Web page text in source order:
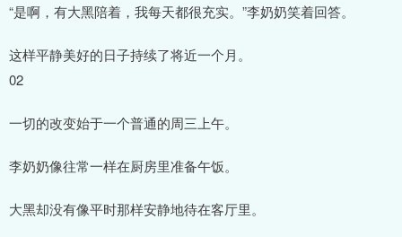
“是啊，有大黑陪着，我每天都很充实。”李奶奶笑着回答。
这样平静美好的日子持续了将近一个月。
02
一切的改变始于一个普通的周三上午。
李奶奶像往常一样在厨房里准备午饭。
大黑却没有像平时那样安静地待在客厅里。